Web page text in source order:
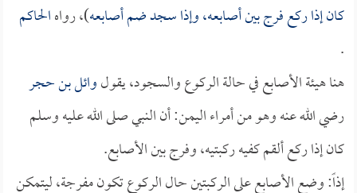
كان إذا ركع فرج بين أصابعه، وإذا سجد ضم أصابعه)، رواهالحاكم
.
هنا هيئة الأصابع في حالة الركوع والسجود، يقولوائل بن حجر
رضي الله عنه وهو من أمراء اليمن: أن النبي صلى الله عليه وسلم
كان إذا ركع ألقم كفيه ركبتيه، وفرج بين الأصابع.
إذاً: وضع الأصابع على الركبتين حال الركوع تكون مفرجة، ليتمكن